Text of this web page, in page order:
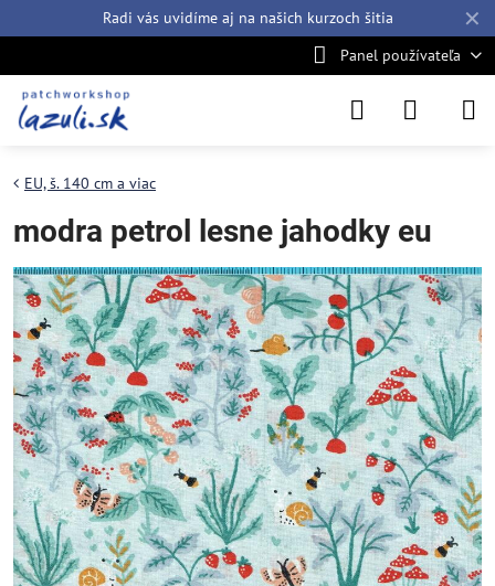
✕
Radi vás uvidíme aj na našich kurzoch šitia
Panel používateľa
EU, š. 140 cm a viac
modra petrol lesne jahodky eu